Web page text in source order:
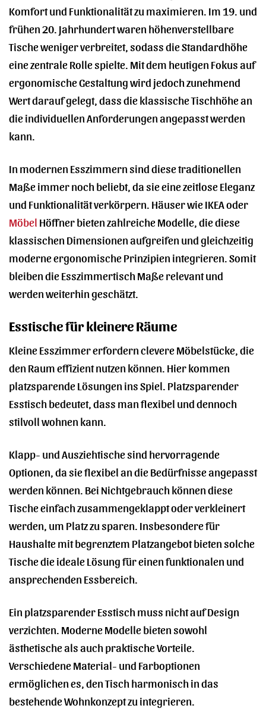
Komfort und Funktionalität zu maximieren. Im 19. und
frühen 20. Jahrhundert waren höhenverstellbare
Tische weniger verbreitet, sodass die Standardhöhe
eine zentrale Rolle spielte. Mit dem heutigen Fokus auf
ergonomische Gestaltung wird jedoch zunehmend
Wert darauf gelegt, dass die klassische Tischhöhe an
die individuellen Anforderungen angepasst werden
kann.
In modernen Esszimmern sind diese traditionellen
Maße immer noch beliebt, da sie eine zeitlose Eleganz
und Funktionalität verkörpern. Häuser wie IKEA oder
Möbel Höffner bieten zahlreiche Modelle, die diese
klassischen Dimensionen aufgreifen und gleichzeitig
moderne ergonomische Prinzipien integrieren. Somit
bleiben die Esszimmertisch Maße relevant und
werden weiterhin geschätzt.
Esstische für kleinere Räume
Kleine Esszimmer erfordern clevere Möbelstücke, die
den Raum effizient nutzen können. Hier kommen
platzsparende Lösungen ins Spiel. Platzsparender
Esstisch bedeutet, dass man flexibel und dennoch
stilvoll wohnen kann.
Klapp- und Ausziehtische sind hervorragende
Optionen, da sie flexibel an die Bedürfnisse angepasst
werden können. Bei Nichtgebrauch können diese
Tische einfach zusammengeklappt oder verkleinert
werden, um Platz zu sparen. Insbesondere für
Haushalte mit begrenztem Platzangebot bieten solche
Tische die ideale Lösung für einen funktionalen und
ansprechenden Essbereich.
Ein platzsparender Esstisch muss nicht auf Design
verzichten. Moderne Modelle bieten sowohl
ästhetische als auch praktische Vorteile.
Verschiedene Material- und Farboptionen
ermöglichen es, den Tisch harmonisch in das
bestehende Wohnkonzept zu integrieren.